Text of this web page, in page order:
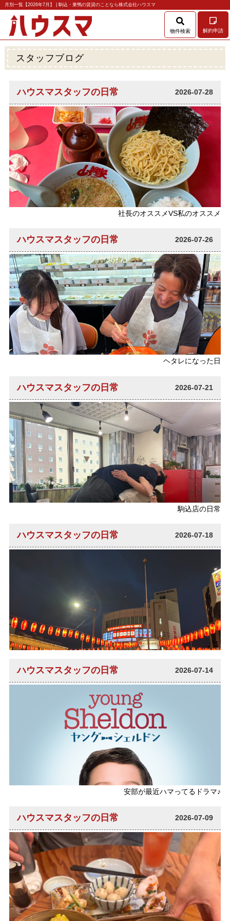
月別一覧【2026年7月】 | 駒込・巣鴨の賃貸のことなら株式会社ハウスマ
物件検索 解約申請
スタッフブログ
ハウスマスタッフの日常 2026-07-28
社長のオススメVS私のオススメ
ハウスマスタッフの日常 2026-07-26
ヘタレになった日
ハウスマスタッフの日常 2026-07-21
駒込店の日常
ハウスマスタッフの日常 2026-07-18
ハウスマスタッフの日常 2026-07-14
安部が最近ハマってるドラマ♪
ハウスマスタッフの日常 2026-07-09